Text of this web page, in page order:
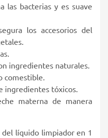
las bacterias y es suave
los accesorios del
ingredientes naturales.
comestible.
ingredientes tóxicos.
materna de manera
del líquido limpiador en 1